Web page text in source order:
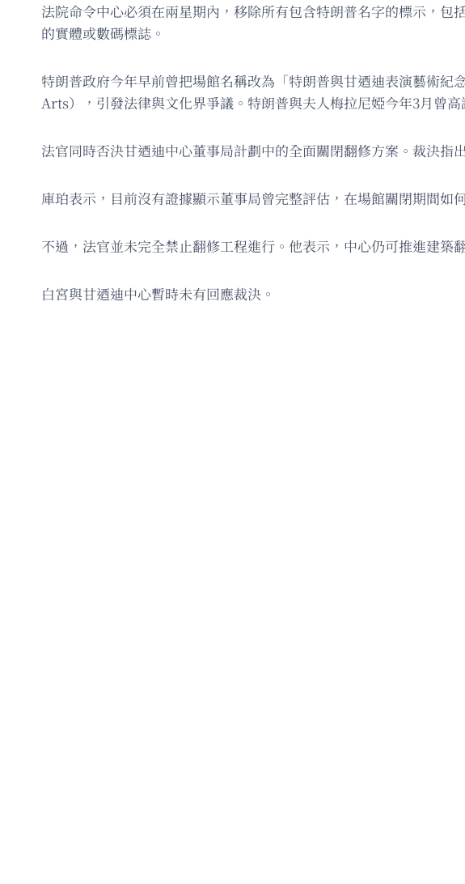
法院命令中心必須在兩星期內，移除所有包含特朗普名字的標示，
的實體或數碼標誌。
特朗普政府今年早前曾把場館名稱改為「特朗普與甘迺迪表演藝
Arts），引發法律與文化界爭議。特朗普與夫人梅拉尼婭今年3月曾
法官同時否決甘迺迪中心董事局計劃中的全面關閉翻修方案。裁決
庫珀表示，目前沒有證據顯示董事局曾完整評估，在場館關閉期間如
不過，法官並未完全禁止翻修工程進行。他表示，中心仍可推進建
白宮與甘迺迪中心暫時未有回應裁決。